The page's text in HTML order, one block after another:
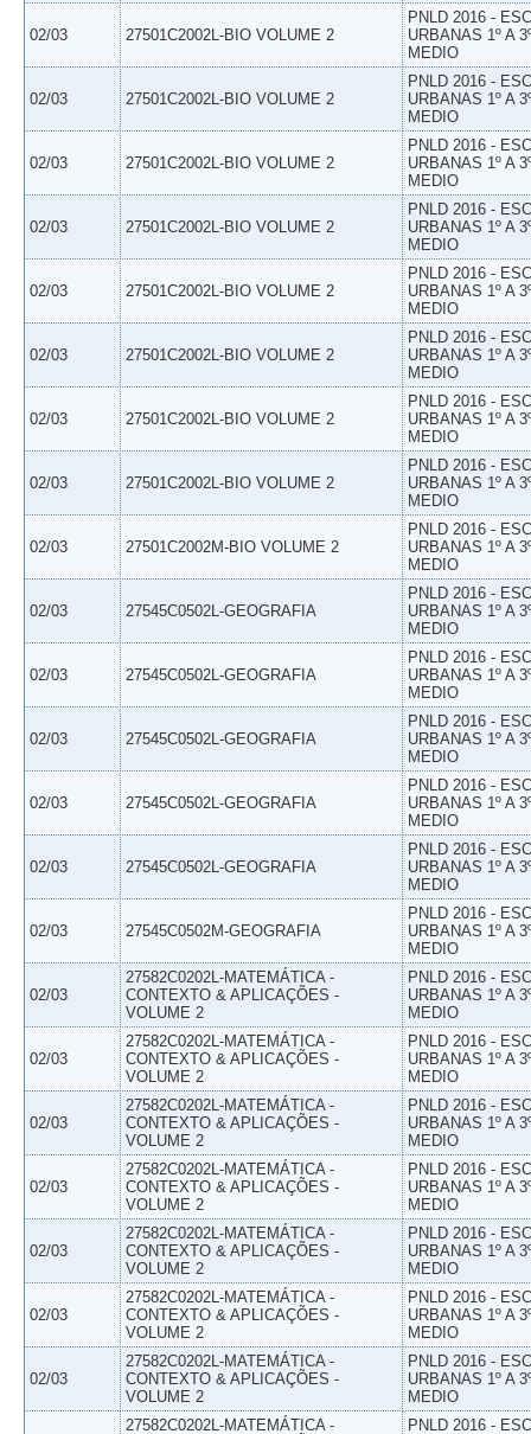
02/03 27501C2002L-BIO VOLUME 2
PNLD 2016 -
URBANAS 1º A
MEDIO
02/03 27501C2002L-BIO VOLUME 2
PNLD 2016 -
URBANAS 1º A
MEDIO
02/03 27501C2002L-BIO VOLUME 2
PNLD 2016 -
URBANAS 1º A
MEDIO
02/03 27501C2002L-BIO VOLUME 2
PNLD 2016 -
URBANAS 1º A
MEDIO
02/03 27501C2002L-BIO VOLUME 2
PNLD 2016 -
URBANAS 1º A
MEDIO
02/03 27501C2002L-BIO VOLUME 2
PNLD 2016 -
URBANAS 1º A
MEDIO
02/03 27501C2002L-BIO VOLUME 2
PNLD 2016 -
URBANAS 1º A
MEDIO
02/03 27501C2002L-BIO VOLUME 2
PNLD 2016 -
URBANAS 1º A
MEDIO
02/03 27501C2002M-BIO VOLUME 2
PNLD 2016 -
URBANAS 1º A
MEDIO
02/03 27545C0502L-GEOGRAFIA
PNLD 2016 -
URBANAS 1º A
MEDIO
02/03 27545C0502L-GEOGRAFIA
PNLD 2016 -
URBANAS 1º A
MEDIO
02/03 27545C0502L-GEOGRAFIA
PNLD 2016 -
URBANAS 1º A
MEDIO
02/03 27545C0502L-GEOGRAFIA
PNLD 2016 -
URBANAS 1º A
MEDIO
02/03 27545C0502L-GEOGRAFIA
PNLD 2016 -
URBANAS 1º A
MEDIO
02/03 27545C0502M-GEOGRAFIA
PNLD 2016 -
URBANAS 1º A
MEDIO
02/03
27582C0202L-MATEMÁTICA -
CONTEXTO & APLICAÇÕES -
VOLUME 2
PNLD 2016 -
URBANAS 1º A
MEDIO
02/03
27582C0202L-MATEMÁTICA -
CONTEXTO & APLICAÇÕES -
VOLUME 2
PNLD 2016 -
URBANAS 1º A
MEDIO
02/03
27582C0202L-MATEMÁTICA -
CONTEXTO & APLICAÇÕES -
VOLUME 2
PNLD 2016 -
URBANAS 1º A
MEDIO
02/03
27582C0202L-MATEMÁTICA -
CONTEXTO & APLICAÇÕES -
VOLUME 2
PNLD 2016 -
URBANAS 1º A
MEDIO
02/03
27582C0202L-MATEMÁTICA -
CONTEXTO & APLICAÇÕES -
VOLUME 2
PNLD 2016 -
URBANAS 1º A
MEDIO
02/03
27582C0202L-MATEMÁTICA -
CONTEXTO & APLICAÇÕES -
VOLUME 2
PNLD 2016 -
URBANAS 1º A
MEDIO
02/03
27582C0202L-MATEMÁTICA -
CONTEXTO & APLICAÇÕES -
VOLUME 2
PNLD 2016 -
URBANAS 1º A
MEDIO
27582C0202L-MATEMÁTICA -
PNLD 2016 -